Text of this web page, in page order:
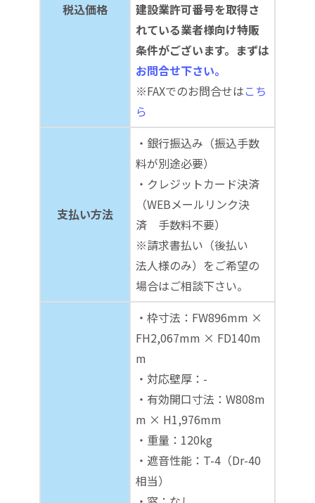
税込価格
建設業許可番号を取得さ
れている業者様向け特販
条件がございます。まずは
お問合せ下さい。
※FAXでのお問合せはこち
ら
支払い方法
・銀行振込み（振込手数
料が別途必要）
・クレジットカード決済
（WEBメールリンク決
済 手数料不要）
※請求書払い（後払い
法人様のみ）をご希望の
場合はご相談下さい。
・枠寸法：FW896mm ×
FH2,067mm × FD140m
m
・対応壁厚：-
・有効開口寸法：W808m
m × H1,976mm
・重量：120kg
・遮音性能：T-4（Dr-40
相当）